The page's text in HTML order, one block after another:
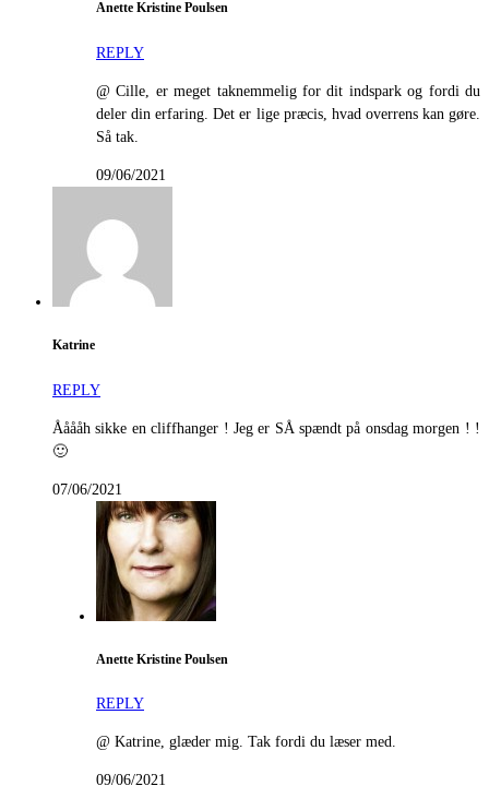
Anette Kristine Poulsen
REPLY
@ Cille, er meget taknemmelig for dit indspark og fordi du
deler din erfaring. Det er lige præcis, hvad overrens kan gøre.
Så tak.
09/06/2021
Katrine
REPLY
Ååååh sikke en cliffhanger ! Jeg er SÅ spændt på onsdag morgen ! !
🙂
07/06/2021
Anette Kristine Poulsen
REPLY
@ Katrine, glæder mig. Tak fordi du læser med.
09/06/2021